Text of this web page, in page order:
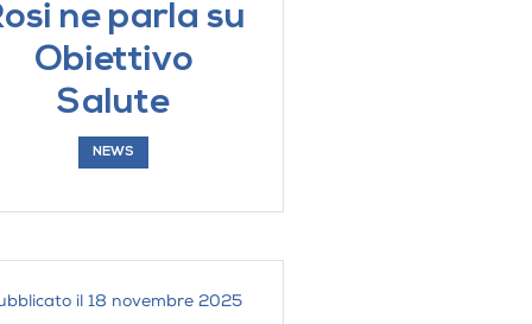
ne parla su
Obiettivo
Salute
NEWS
il 18 novembre 2025